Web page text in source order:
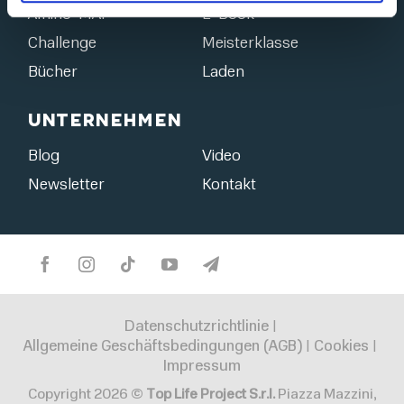
Amino-MAP
E-Book
Challenge
Meisterklasse
Bücher
Laden
Unternehmen
Blog
Video
Newsletter
Kontakt
Datenschutzrichtlinie |
Allgemeine Geschäftsbedingungen (AGB) | Cookies |
Impressum
Copyright 2026 © Top Life Project S.r.l.Piazza Mazzini,